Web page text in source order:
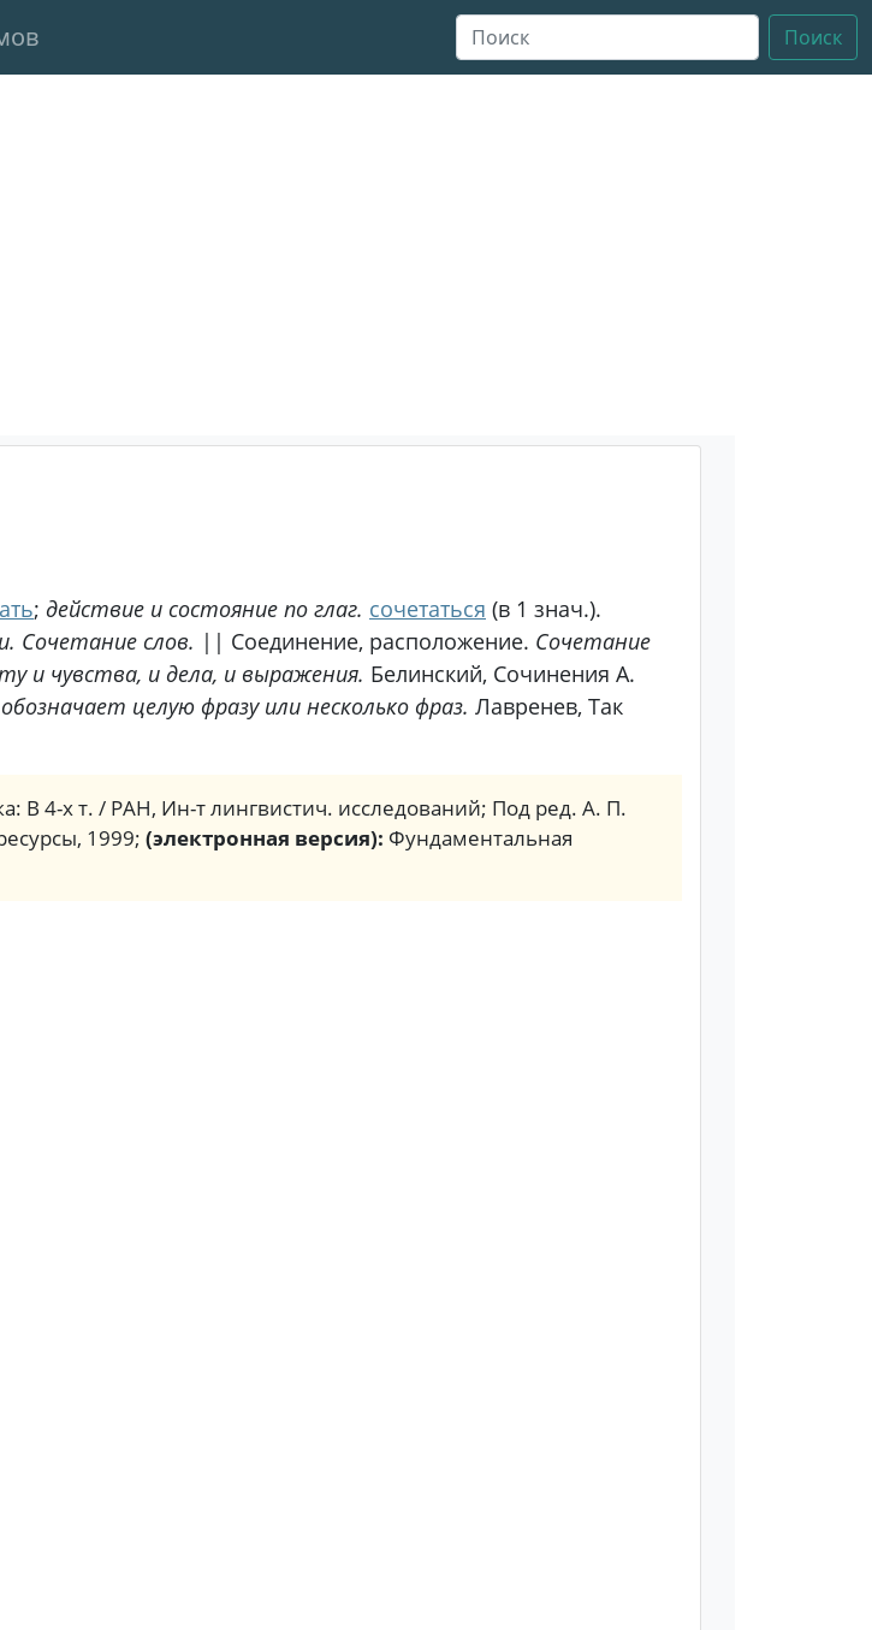
Поиск
; действие и состояние по глаг. сочетаться (в 1 знач.).
Сочетание слов. || Соединение, расположение. Сочетание
и чувства, и дела, и выражения. Белинский, Сочинения А.
целую фразу или несколько фраз. Лавренев, Так
В 4-х т. / РАН, Ин-т лингвистич. исследований; Под ред. А. П.
1999; (электронная версия): Фундаментальная